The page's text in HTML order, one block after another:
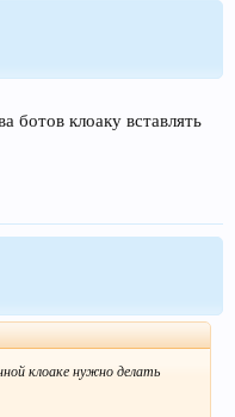
ботов клоаку вставлять
клоаке нужно делать